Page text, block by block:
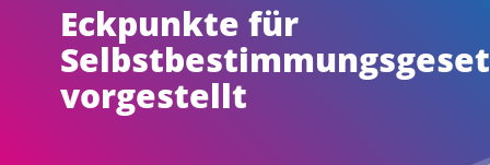
Eckpunkte für
vorgestellt